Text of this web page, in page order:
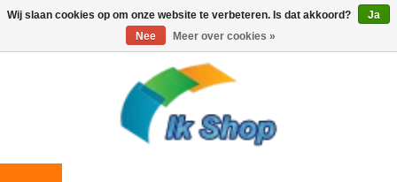
0
Wij slaan cookies op om onze website te verbeteren. Is dat akkoord?
Ja
Nee
Meer over cookies »